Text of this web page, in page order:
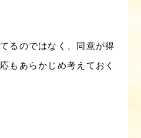
るのではなく、同意が得
もあらかじめ考えておく